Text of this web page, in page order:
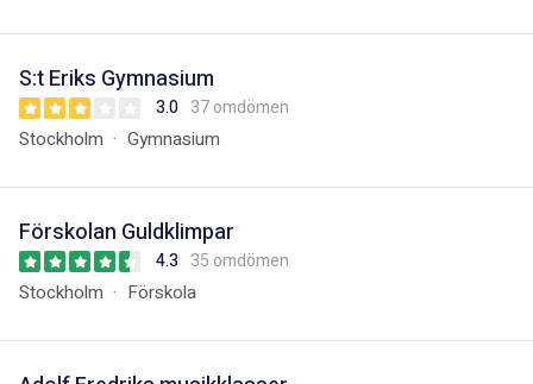
S:t Eriks Gymnasium
3.0 37 omdömen
Stockholm Gymnasium
Förskolan Guldklimpar
4.3 35 omdömen
Stockholm Förskola